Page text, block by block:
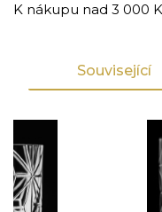
K nákupu nad 3 000
Související